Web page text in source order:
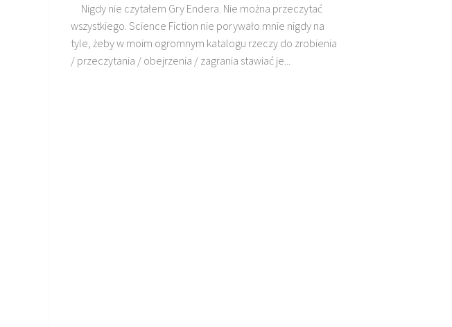
Nigdy nie czytałem Gry Endera. Nie można przeczytać
wszystkiego. Science Fiction nie porywało mnie nigdy na
tyle, żeby w moim ogromnym katalogu rzeczy do zrobienia
/ przeczytania / obejrzenia / zagrania stawiać je...